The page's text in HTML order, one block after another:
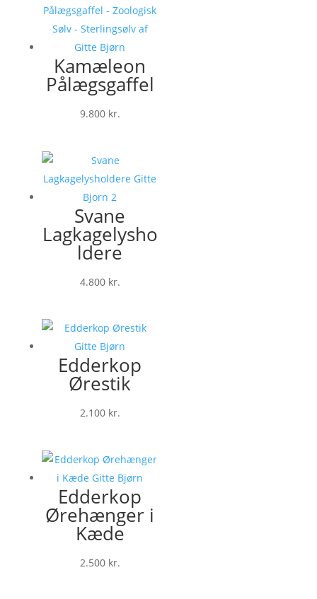
Kamæleon
Pålægsgaffel
9.800 kr.
Svane
Lagkagelysho
ldere
4.800 kr.
Edderkop
Ørestik
2.100 kr.
Edderkop
Ørehænger i
Kæde
2.500 kr.